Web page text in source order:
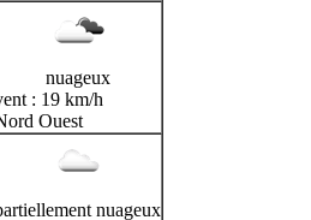
nuageux
: 19 km/h
Ouest
nuageux